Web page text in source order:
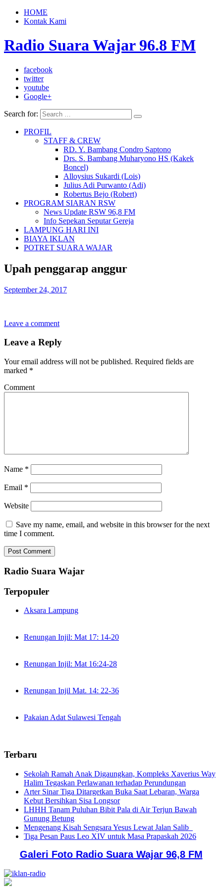
HOME
Kontak Kami
Radio Suara Wajar 96.8 FM
facebook
twitter
youtube
Google+
Search for:
PROFIL
STAFF & CREW
RD. Y. Bambang Condro Saptono
Drs. S. Bambang Muharyono HS (Kakek
Boncel)
Alloysius Sukardi (Lois)
Julius Adi Purwanto (Adi)
Robertus Bejo (Robert)
PROGRAM SIARAN RSW
News Update RSW 96,8 FM
Info Sepekan Seputar Gereja
LAMPUNG HARI INI
BIAYA IKLAN
POTRET SUARA WAJAR
Upah penggarap anggur
September 24, 2017
Leave a comment
Leave a Reply
Your email address will not be published. Required fields are
marked *
Comment
Name *
Email *
Website
Save my name, email, and website in this browser for the next
time I comment.
Radio Suara Wajar
Terpopuler
Aksara Lampung
Renungan Injil: Mat 17: 14-20
Renungan Injil: Mat 16:24-28
Renungan Injil Mat. 14: 22-36
Pakaian Adat Sulawesi Tengah
Terbaru
Sekolah Ramah Anak Digaungkan, Kompleks Xaverius Way
Halim Tegaskan Perlawanan terhadap Perundungan
Arter Sinar Tiga Ditargetkan Buka Saat Lebaran, Warga
Kebut Bersihkan Sisa Longsor
LHHH Tanam Puluhan Bibit Pala di Air Terjun Bawah
Gunung Betung
Mengenang Kisah Sengsara Yesus Lewat Jalan Salib
Tiga Pesan Paus Leo XIV untuk Masa Prapaskah 2026
Galeri Foto Radio Suara Wajar 96,8 FM